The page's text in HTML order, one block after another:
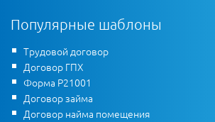
Популярные шаблоны
Трудовой договор
Договор ГПХ
Форма Р21001
Договор займа
Договор найма помещения